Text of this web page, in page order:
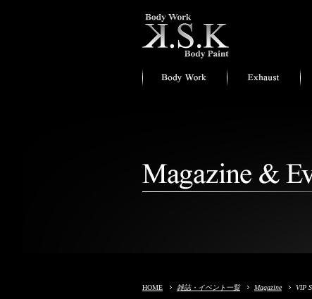
HOME 雑誌・イベント一覧 Magazine VIP